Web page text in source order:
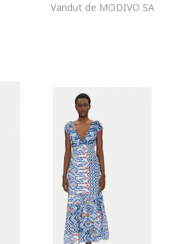
Vandut de MODIVO SA